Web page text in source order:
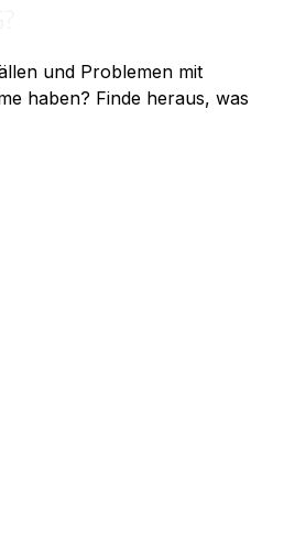
und Problemen mit
haben? Finde heraus, was